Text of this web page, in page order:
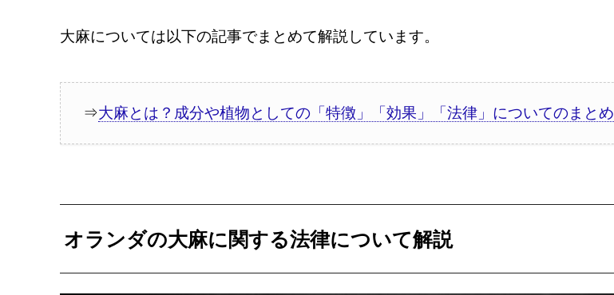
大麻については以下の記事でまとめて解説しています。
⇒大麻とは？成分や植物としての「特徴」「効果」「法律」についてのまとめ
オランダの大麻に関する法律について解説